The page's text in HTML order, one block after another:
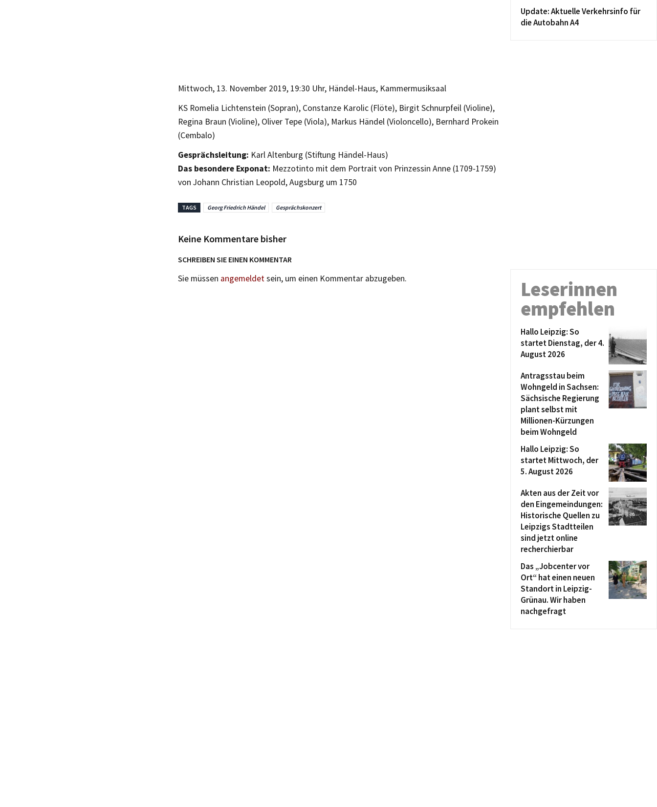
Mittwoch, 13. November 2019, 19:30 Uhr, Händel-Haus, Kammermusiksaal
KS Romelia Lichtenstein (Sopran), Constanze Karolic (Flöte), Birgit Schnurpfeil (Violine),
Regina Braun (Violine), Oliver Tepe (Viola), Markus Händel (Violoncello), Bernhard Prokein
(Cembalo)
Gesprächsleitung: Karl Altenburg (Stiftung Händel-Haus)
Das besondere Exponat: Mezzotinto mit dem Portrait von Prinzessin Anne (1709-1759)
von Johann Christian Leopold, Augsburg um 1750
TAGS Georg Friedrich Händel Gesprächskonzert
Keine Kommentare bisher
SCHREIBEN SIE EINEN KOMMENTAR
Sie müssen angemeldetsein, um einen Kommentar abzugeben.
Update: Aktuelle Verkehrsinfo für
die Autobahn A4
Leserinnen
empfehlen
Hallo Leipzig: So
startet Dienstag, der 4.
August 2026
Antragsstau beim
Wohngeld in Sachsen:
Sächsische Regierung
plant selbst mit
Millionen-Kürzungen
beim Wohngeld
Hallo Leipzig: So
startet Mittwoch, der
5. August 2026
Akten aus der Zeit vor
den Eingemeindungen:
Historische Quellen zu
Leipzigs Stadtteilen
sind jetzt online
recherchierbar
Das „Jobcenter vor
Ort“ hat einen neuen
Standort in Leipzig-
Grünau. Wir haben
nachgefragt